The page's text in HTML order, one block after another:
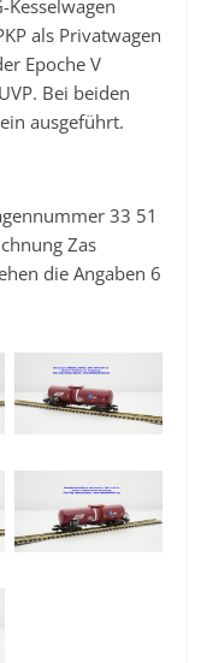
Kesselwagen
als Privatwagen
Epoche V
Bei beiden
ausgeführt.
33 51
Zas
die Angaben 6